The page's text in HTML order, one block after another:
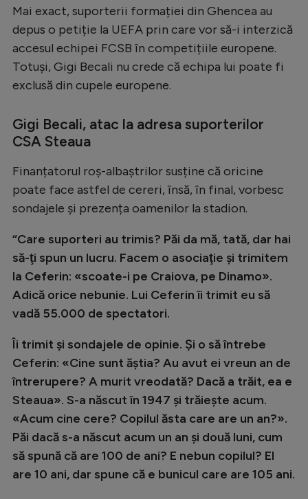
Tenis
Handbal
Natație
Gimnastică
Rugby
Ciclism
JO 2024
JO 2026
Intră în cont
Creează cont
Mai exact, suporterii formației din Ghencea au
depus o petiție la UEFA prin care vor să-i interzică
accesul echipei FCSB în competițiile europene.
Totuși, Gigi Becali nu crede că echipa lui poate fi
exclusă din cupele europene.
Gigi Becali, atac la adresa suporterilor
CSA Steaua
Finanțatorul roș-albaștrilor susține că oricine
poate face astfel de cereri, însă, în final, vorbesc
sondajele și prezența oamenilor la stadion.
“Care suporteri au trimis? Păi da mă, tată, dar hai
să-ţi spun un lucru. Facem o asociaţie şi trimitem
la Ceferin: «scoate-i pe Craiova, pe Dinamo».
Adică orice nebunie. Lui Ceferin îi trimit eu să
vadă 55.000 de spectatori.
Îi trimit şi sondajele de opinie. Şi o să întrebe
Ceferin: «Cine sunt ăştia? Au avut ei vreun an de
întrerupere? A murit vreodată? Dacă a trăit, ea e
Steaua». S-a născut în 1947 şi trăieşte acum.
«Acum cine cere? Copilul ăsta care are un an?».
Păi dacă s-a născut acum un an şi două luni, cum
să spună că are 100 de ani? E nebun copilul? El
are 10 ani, dar spune că e bunicul care are 105 ani.